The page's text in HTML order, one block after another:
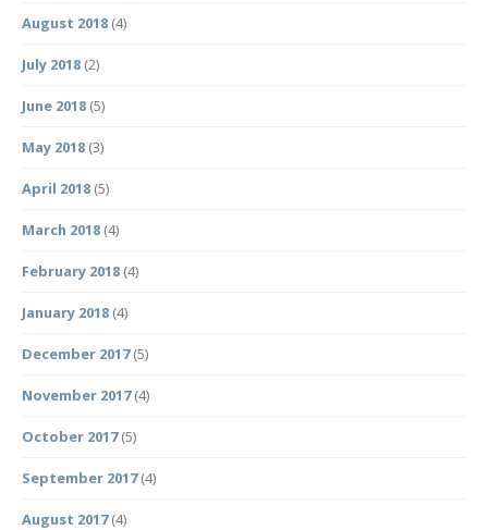
August 2018 (4)
July 2018 (2)
June 2018 (5)
May 2018 (3)
April 2018 (5)
March 2018 (4)
February 2018 (4)
January 2018 (4)
December 2017(5)
November 2017(4)
October 2017(5)
September 2017(4)
August 2017(4)